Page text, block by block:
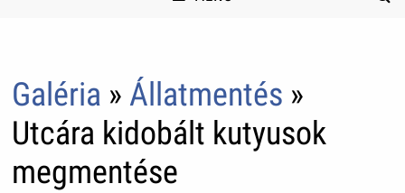
Galéria » Állatmentés »
Utcára kidobált kutyusok
megmentése